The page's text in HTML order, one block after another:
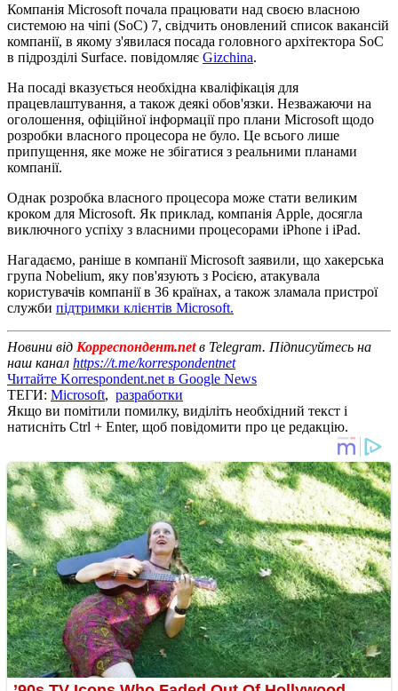
Компанія Microsoft почала працювати над своєю власною
системою на чіпі (SoC) 7, свідчить оновлений список вакансій
компанії, в якому з'явилася посада головного архітектора SoC
в підрозділі Surface. повідомляє Gizchina.
На посаді вказується необхідна кваліфікація для
працевлаштування, а також деякі обов'язки. Незважаючи на
оголошення, офіційної інформації про плани Microsoft щодо
розробки власного процесора не було. Це всього лише
припущення, яке може не збігатися з реальними планами
компанії.
Однак розробка власного процесора може стати великим
кроком для Microsoft. Як приклад, компанія Apple, досягла
виключного успіху з власними процесорами iPhone і iPad.
Нагадаємо, раніше в компанії Microsoft заявили, що хакерська
група Nobelium, яку пов'язують з Росією, атакувала
користувачів компанії в 36 країнах, а також зламала пристрої
служби підтримки клієнтів Microsoft.
Новини від Корреспондент.netв Telegram. Підписуйтесь на
наш канал https://t.me/korrespondentnet
Читайте Korrespondent.net в Google News
ТЕГИ: Microsoft, разработки
Якщо ви помітили помилку, виділіть необхідний текст і
натисніть Ctrl + Enter, щоб повідомити про це редакцію.